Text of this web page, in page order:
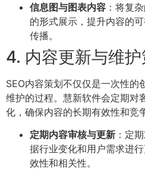
信息图与图表内容 ：将复
的形式展示，提升内容的
传播。
4. 内容更新与维
SEO内容策划不仅仅是一次性的
维护的过程。慧新软件会定期对
化，确保内容的长期有效性和竞
定期内容审核与更新 ：定
据行业变化和用户需求进
效性和相关性。